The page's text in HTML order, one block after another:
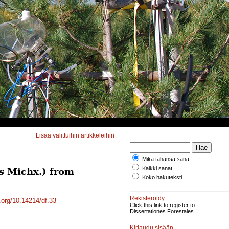
Lisää valittuihin artikkeleihin
Michx.) from
10.14214/df.33
Mikä tahansa sana
Kaikki sanat
Koko hakuteksti
Rekisteröidy
Click this link to register to
Dissertationes Forestales.